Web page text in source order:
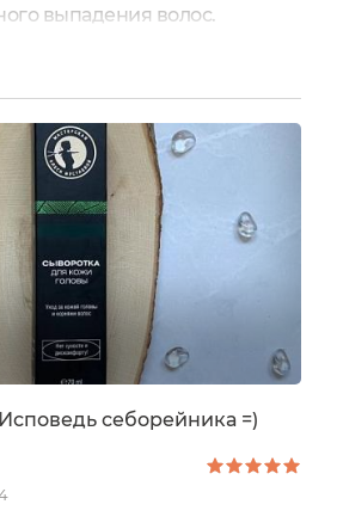
выпадения волос.
Примерно через 1,5 - 2
заметен - сыворотка заметно
увлажняет кожу
волос.
пользоваться - наношу
на ночь, утром мою
кремообразная, текстура
впитывается быстро. Аромат
ухода за бровями.
в объёмах 70 и 120 мл.
себорейника =)